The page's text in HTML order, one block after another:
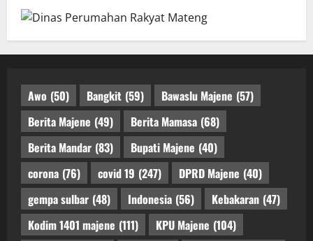
Awo (50) Bangkit (59) Bawaslu Majene (57)
Berita Majene (49) Berita Mamasa (68)
Berita Mandar (83) Bupati Majene (40)
corona (76) covid 19 (247) DPRD Majene (40)
gempa sulbar (48) Indonesia (56) Kebakaran (47)
Kodim 1401 majene (111) KPU Majene (104)